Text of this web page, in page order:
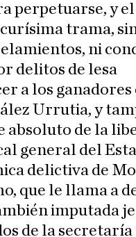
perpetuarse, y
trama,
ni
delitos de lesa
a los ganadores
Urrutia, y
absoluto de la
general del
delictiva de
que le llama a
imputada
de la